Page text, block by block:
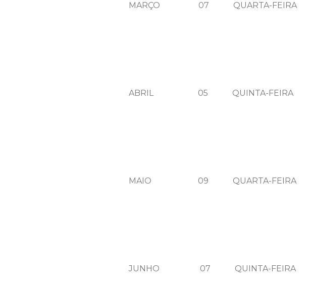
MARÇO 07 QUARTA-FEIRA
ABRIL 05 QUINTA-FEIRA
MAIO 09 QUARTA-FEIRA
JUNHO 07 QUINTA-FEIRA